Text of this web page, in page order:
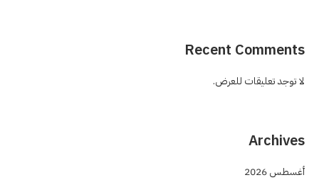
Recent Comments
لا توجد تعليقات للعرض.
Archives
أغسطس 2026